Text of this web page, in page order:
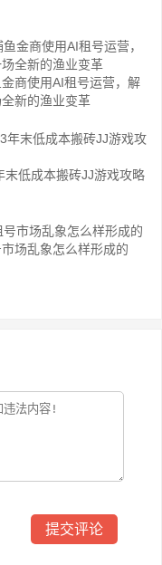
商使用AI租号运营，解
新的渔业变革
末低成本搬砖JJ游戏攻略
场乱象怎么样形成的